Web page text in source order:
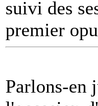
suivi des
premier
Parlons-en